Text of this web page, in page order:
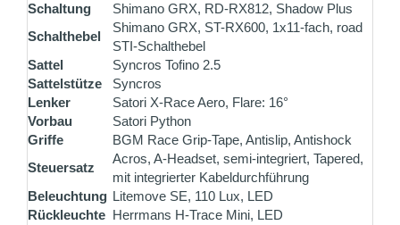
Schaltung
Shimano GRX, RD-RX812, Shadow Plus
Schalthebel
Shimano GRX, ST-RX600, 1x11-fach, road
STI-Schalthebel
Sattel
Syncros Tofino 2.5
Sattelstütze
Syncros
Lenker
Satori X-Race Aero, Flare: 16°
Vorbau
Satori Python
Griffe
BGM Race Grip-Tape, Antislip, Antishock
Steuersatz
Acros, A-Headset, semi-integriert, Tapered,
mit integrierter Kabeldurchführung
Beleuchtung Litemove SE, 110 Lux, LED
Rückleuchte Herrmans H-Trace Mini, LED